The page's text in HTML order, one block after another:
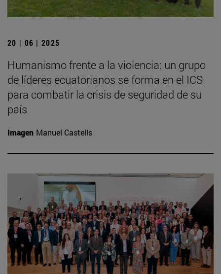
20 | 06 | 2025
Humanismo frente a la violencia: un grupo
de líderes ecuatorianos se forma en el ICS
para combatir la crisis de seguridad de su
país
Imagen Manuel Castells